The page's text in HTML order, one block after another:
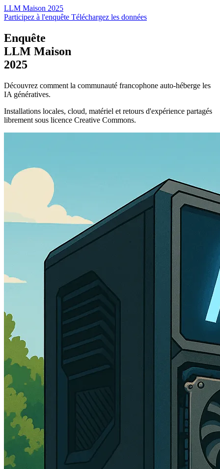
LLM Maison 2025
Participez à l'enquête Téléchargez les données
Enquête
LLM Maison
2025
Découvrez comment la communauté francophone auto-héberge les
IA génératives.
Installations locales, cloud, matériel et retours d'expérience partagés
librement sous licence Creative Commons.